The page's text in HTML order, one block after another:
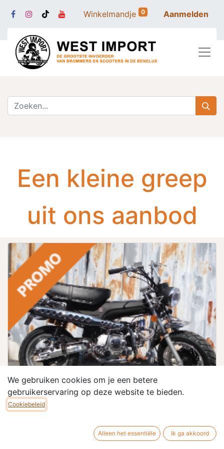
Winkelmandje 0 Aanmelden
Een kleine greep
uit ons aanbod
Ontdek hier ons breed aanbod Zhenhua Dx'en in
We gebruiken cookies om je een betere
gebruikerservaring op deze website te bieden.
Cookiebeleid
Alleen het essentiële Ik ga akkoord